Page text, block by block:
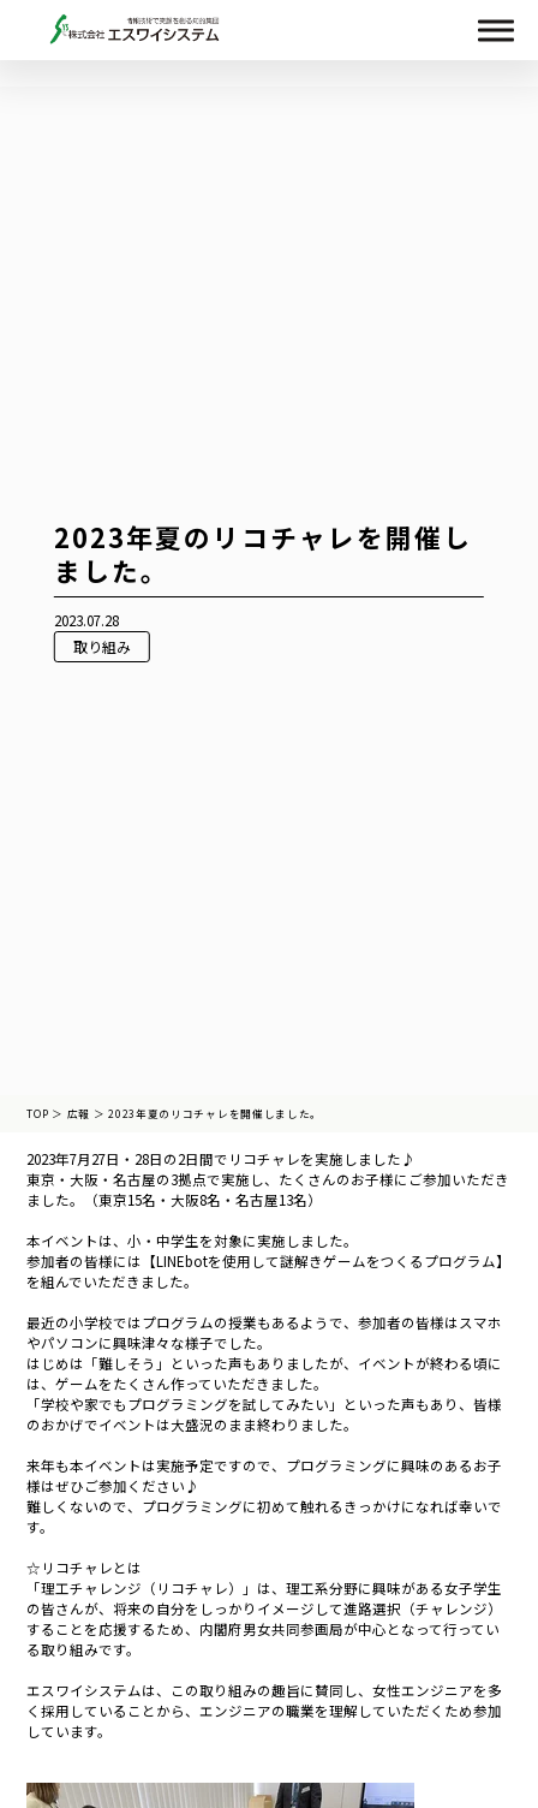
2023年夏のリコチャレを開催し
ました。
2023.07.28
取り組み
TOP ＞ 広報 ＞2023年夏のリコチャレを開催しました。
2023年7月27日・28日の2日間でリコチャレを実施しました♪
東京・大阪・名古屋の3拠点で実施し、たくさんのお子様にご参加いただき
ました。
（東京15名・大阪8名・名古屋13名）
本イベントは、小・中学生を対象に実施しました。
参加者の皆様には【LINEbotを使用して謎解きゲームをつくるプログラム】
を組んでいただきました。
最近の小学校ではプログラムの授業もあるようで、参加者の皆様はスマホ
やパソコンに興味津々な様子でした。
はじめは「難しそう」といった声もありましたが、 イベントが終わる頃に
は、ゲームをたくさん作っていただきました。
「学校や家でもプログラミングを試してみたい」といった声もあり、皆様
のおかげでイベントは大盛況のまま終わりました。
来年も本イベントは実施予定ですので、 プログラミングに興味のあるお子
様はぜひご参加ください♪
難しくないので、プログラミングに初めて触れるきっかけになれば幸いで
す。
☆リコチャレとは
「理工チャレンジ（リコチャレ）」は、理工系分野に興味がある女子学生
の皆さんが、 将来の自分をしっかりイメージして進路選択（チャレンジ）
することを応援するため、内閣府男女共同参画局が中心となって行ってい
る取り組みです。
エスワイシステムは、この取り組みの趣旨に賛同し、女性エンジニアを多
く採用していることから、エンジニアの職業を理解していただくため参加
しています。